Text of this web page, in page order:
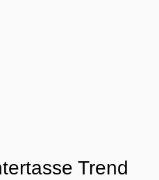
Trend